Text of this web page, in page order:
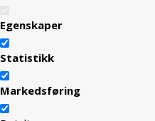
Egenskaper
Statistikk
Markedsføring